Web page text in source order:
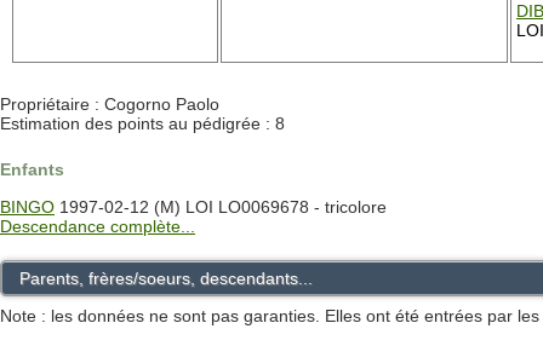
Propriétaire : Cogorno Paolo
Estimation des points au pédigrée : 8
Enfants
BINGO 1997-02-12 (M) LOI LO0069678 - tricolore
Descendance complète...
Parents, frères/soeurs, descendants...
Note : les données ne sont pas garanties. Elles ont été entrées par